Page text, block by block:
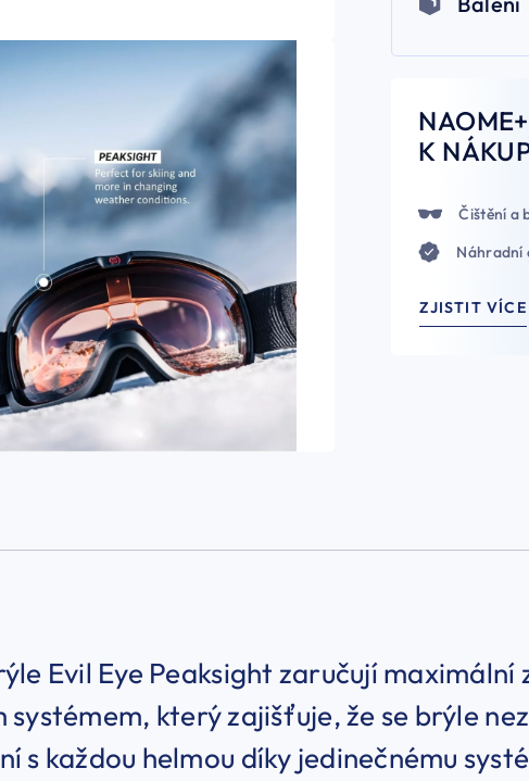
K
Čištění a
Náhradní
ZJISTIT VÍCE
Evil Eye Peaksight zaručují
který zajišťuje, že se brýle
s každou helmou díky jedinečnému